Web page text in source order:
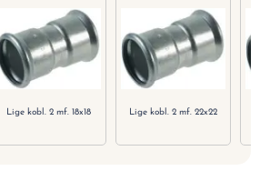
Lige kobl. 2 mf. 18x18 Lige kobl. 2 mf. 22x22